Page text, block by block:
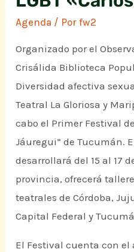
Agenda / Porfw2
Organizado por el
Crisálida Biblioteca
Diversidad afectiva
Teatral La Gloriosa y
cabo el Primer Festival de
Jáuregui” de Tucumán.
desarrollará del 15 al 17
provincia, ofrecerá
teatrales de Córdoba,
Capital Federal y
El Festival cuenta con el